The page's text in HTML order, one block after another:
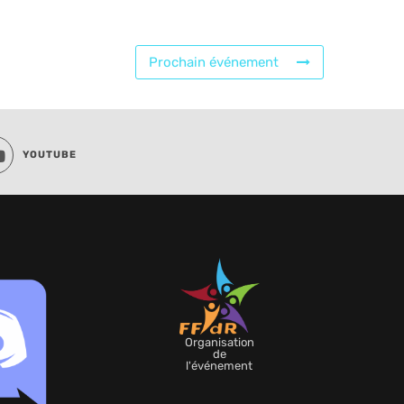
Prochain événement
YOUTUBE
Organisation
de
l'événement